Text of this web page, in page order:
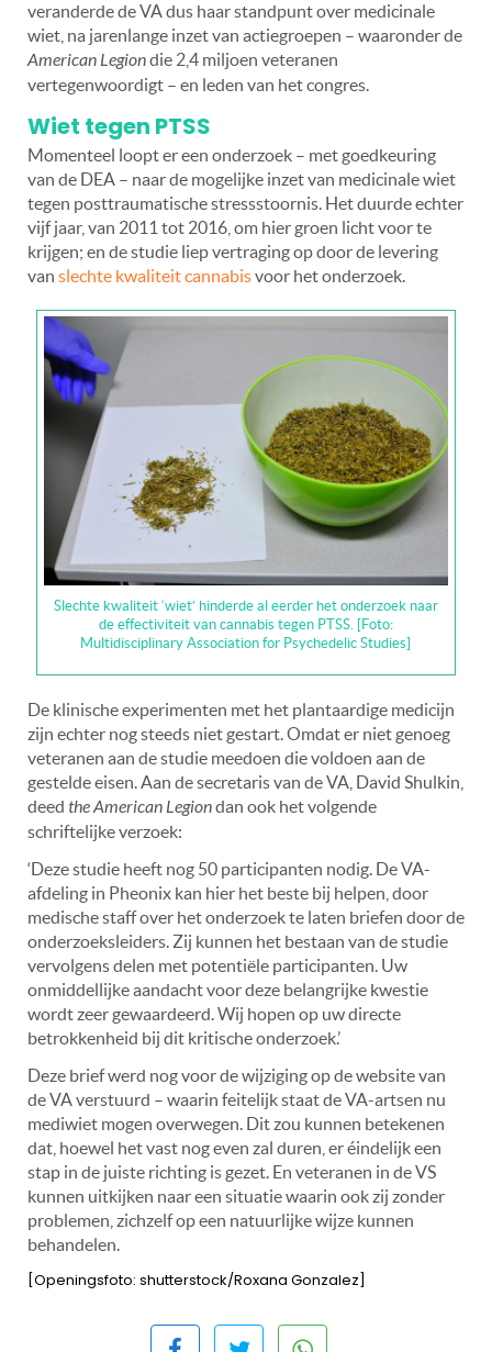
veranderde de VA dus haar standpunt over medicinale
wiet, na jarenlange inzet van actiegroepen – waaronder de
American Legiondie 2,4 miljoen veteranen
vertegenwoordigt – en leden van het congres.
Wiet tegen PTSS
Momenteel loopt er een onderzoek – met goedkeuring
van de DEA – naar de mogelijke inzet van medicinale wiet
tegen posttraumatische stressstoornis. Het duurde echter
vijf jaar, van 2011 tot 2016, om hier groen licht voor te
krijgen; en de studie liep vertraging op door de levering
van slechte kwaliteit cannabisvoor het onderzoek.
Slechte kwaliteit ‘wiet’ hinderde al eerder het onderzoek naar
de effectiviteit van cannabis tegen PTSS. [Foto:
Multidisciplinary Association for Psychedelic Studies]
De klinische experimenten met het plantaardige medicijn
zijn echter nog steeds niet gestart. Omdat er niet genoeg
veteranen aan de studie meedoen die voldoen aan de
gestelde eisen. Aan de secretaris van de VA, David Shulkin,
deed the American Legiondan ook het volgende
schriftelijke verzoek:
‘Deze studie heeft nog 50 participanten nodig. De VA-
afdeling in Pheonix kan hier het beste bij helpen, door
medische staff over het onderzoek te laten briefen door de
onderzoeksleiders. Zij kunnen het bestaan van de studie
vervolgens delen met potentiële participanten. Uw
onmiddellijke aandacht voor deze belangrijke kwestie
wordt zeer gewaardeerd. Wij hopen op uw directe
betrokkenheid bij dit kritische onderzoek.’
Deze brief werd nog voor de wijziging op de website van
de VA verstuurd – waarin feitelijk staat de VA-artsen nu
mediwiet mogen overwegen. Dit zou kunnen betekenen
dat, hoewel het vast nog even zal duren, er éindelijk een
stap in de juiste richting is gezet. En veteranen in de VS
kunnen uitkijken naar een situatie waarin ook zij zonder
problemen, zichzelf op een natuurlijke wijze kunnen
behandelen.
[Openingsfoto: shutterstock/Roxana Gonzalez]